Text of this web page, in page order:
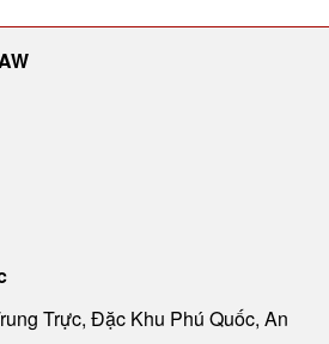
Trực, Đặc Khu Phú Quốc, An